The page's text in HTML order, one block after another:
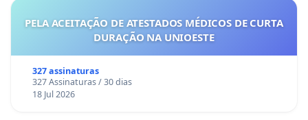
PELA ACEITAÇÃO DE ATESTADOS MÉDICOS DE CURTA
DURAÇÃO NA UNIOESTE
327 assinaturas
327 Assinaturas / 30 dias
18 Jul 2026